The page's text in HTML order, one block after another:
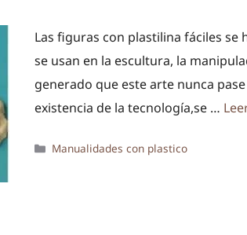
Las figuras con plastilina fáciles se
se usan en la escultura, la
generado que este arte nunca
existencia de la tecnología,se …
Categorías
Manualidades con plastico